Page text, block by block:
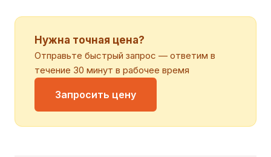
Нужна точная цена?
Отправьте быстрый запрос — ответим в
течение 30 минут в рабочее время
Запросить цену